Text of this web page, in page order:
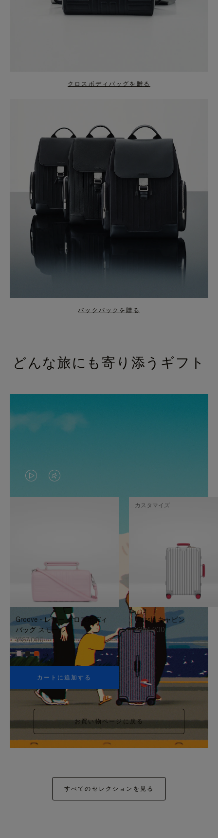
クロスボディバッグを贈る
バックパックを贈る
どんな旅にも寄り添うギフト
VIDEO
IS
TO
IT
VIDEO
IS
UNMUTE
IT
Groove - レザー クロスボディ
バッグ スモール
¥187,000
+5
カートに追加する
Classic キャビン
¥354,200
カスタマイズ
お買い物ページに戻る
すべてのセレクションを見る